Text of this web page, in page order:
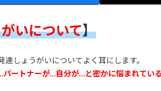
いについて】
しょうがいについてよく耳にします。
パートナーが…自分が…と密かに悩まれてい